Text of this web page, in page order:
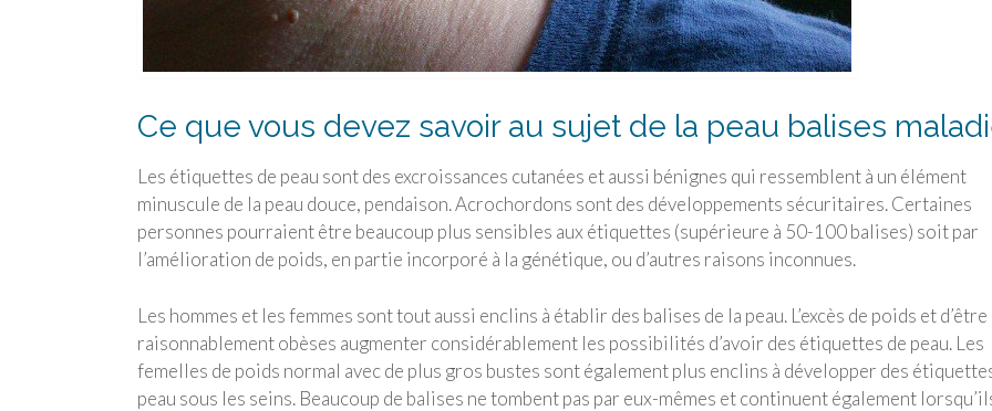
Ce que vous devez savoir au sujet de la peau balises
Les étiquettes de peau sont des excroissances cutanées et aussi bénignes qui ressemblent à un élément
minuscule de la peau douce, pendaison. Acrochordons sont des développements sécuritaires. Certaines
personnes pourraient être beaucoup plus sensibles aux étiquettes (supérieure à 50-100 balises) soit par
l’amélioration de poids, en partie incorporé à la génétique, ou d’autres raisons inconnues.
Les hommes et les femmes sont tout aussi enclins à établir des balises de la peau. L’excès de poids et d’être
raisonnablement obèses augmenter considérablement les possibilités d’avoir des étiquettes de peau. Les
femelles de poids normal avec de plus gros bustes sont également plus enclins à développer des
peau sous les seins. Beaucoup de balises ne tombent pas par eux-mêmes et continuent également